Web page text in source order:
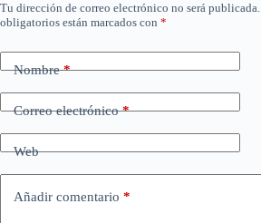
Tu dirección de correo electrónico no será publicada.
obligatorios están marcados con *
Nombre*
Correo electrónico*
Web
Añadir comentario *